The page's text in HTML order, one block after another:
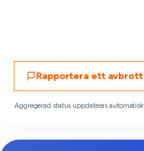
Rapportera ett avbrott
Aggregerad status uppdateras